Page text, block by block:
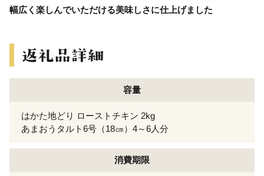
幅広く楽しんでいただける美味しさに仕上げました
容量
はかた地どり ローストチキン 2kg
あまおうタルト6号（18㎝）4～6人分
消費期限